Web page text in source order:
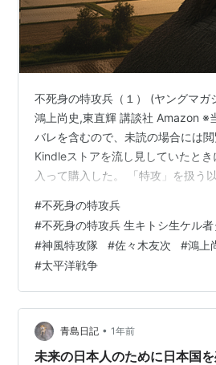
不死身の特攻兵（１） (ヤングマガ
鴻上尚史,東直輝 講談社 Amazon ※
バレを含むので、未読の場合には閲
Kindleストアを流し見していたと
入って購入した。 「特攻」を扱う
イトルから明らかだ。 しかし「不
えば、特攻に出た人は全員特攻で亡
か？確か生還した人もいたのではな
奇心から読んでみることにしたのだ
すじとしては… 舞台は1930年（昭
道石狩郡当…
#不死身の特攻兵
#不死身の特攻兵 生キトシ生ケル
#神風特攻隊 #佐々木友次 #鴻上
#太平洋戦争
青島日記 • 1年前
未来の日本人のために日本国